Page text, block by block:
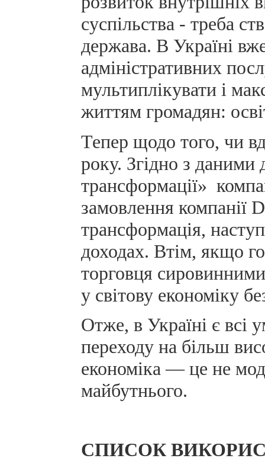
суспільства - треба
держава. В Україні
адміністративних
мультиплікувати і
життям громадян:
Тепер щодо того, чи
року. Згідно з даними
трансформації»
замовлення
трансформація,
доходах. Втім, якщо
торговця
у світову економіку
Отже, в Україні є всі
переходу на більш
економіка — це не
майбутнього.
СПИСОК